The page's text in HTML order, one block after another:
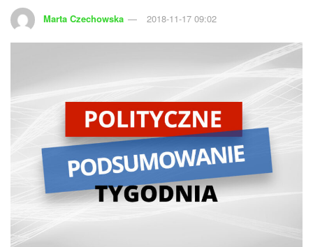
Marta Czechowska 2018-11-17 09:02